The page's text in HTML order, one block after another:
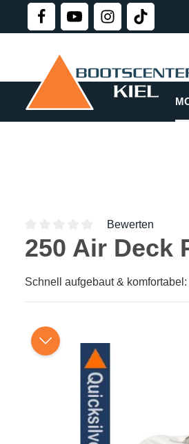
Zur Hauptnavigation
Durchschnittliche Bewertung von
Bewerten
250 Air Deck
Schnell aufgebaut &